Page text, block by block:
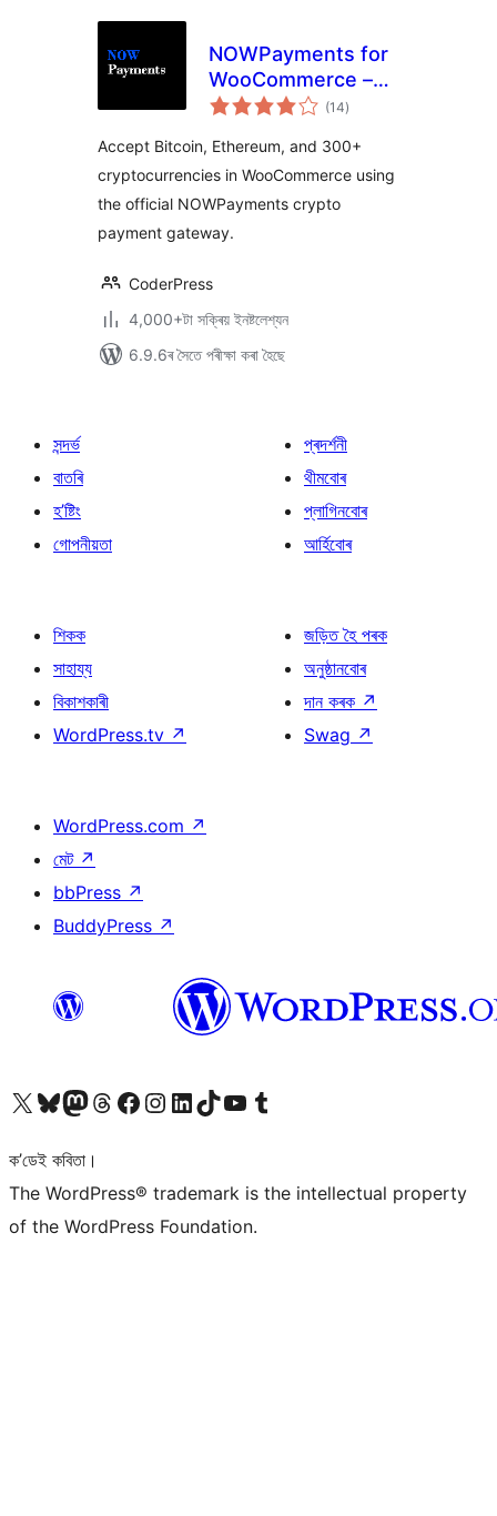
NOWPayments for
WooCommerce –
Crypto Payment
(14টা
মুঠ)
Accept Bitcoin, Ethereum, and 300+
cryptocurrencies in WooCommerce using
the official NOWPayments crypto
payment gateway.
CoderPress
4,000+টা সক্ৰিয় ইনষ্টলেশ্যন
6.9.6ৰ সৈতে পৰীক্ষা কৰা হৈছে
সন্দৰ্ভ
বাতৰি
হ’ষ্টিং
গোপনীয়তা
প্ৰদৰ্শনী
থীমবোৰ
প্লাগিনবোৰ
আৰ্হিবোৰ
শিকক
সাহায্য
বিকাশকাৰী
WordPress.tv ↗
জড়িত হৈ পৰক
অনুষ্ঠানবোৰ
দান কৰক ↗
Swag ↗
WordPress.com ↗
মেট ↗
bbPress ↗
BuddyPress ↗
আমাৰ X (আগৰ Twitter) একাউণ্টলৈ যাওকআমাৰ Bluesky একাউণ্টলৈ যাওকআমাৰ Mastodon একাউণ্টলৈ যাওকআমাৰ Threads একাউণ্টলৈ যাওকআমাৰ Facebook পৃষ্ঠালৈ যাওকআমাৰ Instagram একাউণ্টলৈ যাওকআমাৰ LinkedIn একাউণ্টলৈ যাওকআমাৰ TikTok একাউণ্টলৈ যাওকআমাৰ YouTube চেনেললৈ যাওকআমাৰ Tumblr একাউণ্টলৈ যাওক
ক’ডেই কবিতা।
The WordPress® trademark is the intellectual property
of the WordPress Foundation.